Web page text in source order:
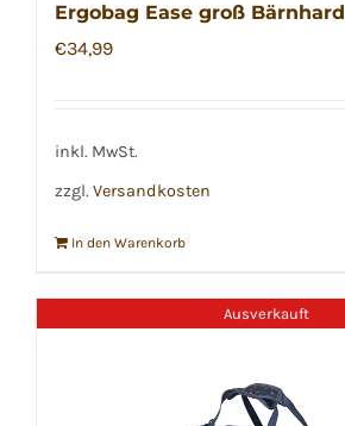
Ergobag Ease groß Bärnhard
€34,99
inkl. MwSt.
zzgl. Versandkosten
In den Warenkorb
Ausverkauft